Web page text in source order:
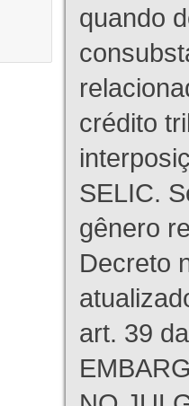
quando
crédito
SELIC.
gênero
Decreto
art. 39